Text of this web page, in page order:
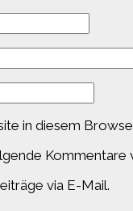
in diesem
Kommentare
via E-Mail.